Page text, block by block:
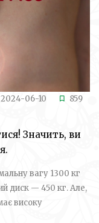
2024-06-10 859
Значить, ви
вагу 1300 кг
диск — 450 кг. Але,
високу